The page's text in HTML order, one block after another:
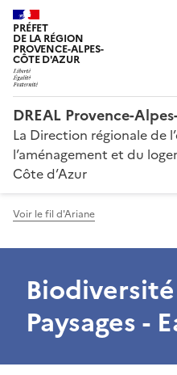
PRÉFET
DE LA RÉGION
PROVENCE-ALPES-
CÔTE D'AZUR
DREAL Provence-
La Direction régionale de
l’aménagement et du
Côte d’Azur
Voir le fil d'Ariane
Paysages -